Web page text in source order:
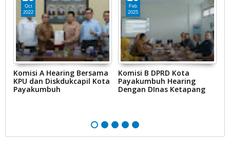
Oct
2022
Komisi A Hearing Bersama
KPU dan Diskdukcapil Kota
Payakumbuh
Feb
2025
Komisi B DPRD Kota
Payakumbuh Hearing
Dengan DInas Ketapang